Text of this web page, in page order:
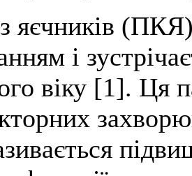
яєчників
і
віку [1]. Ця